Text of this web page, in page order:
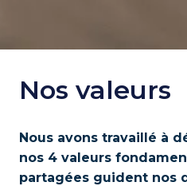
Nos valeurs
Nous avons travaillé à
nos 4 valeurs
partagées guident nos